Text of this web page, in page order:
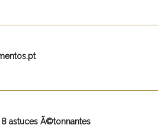
8 astuces Ã©tonnantes